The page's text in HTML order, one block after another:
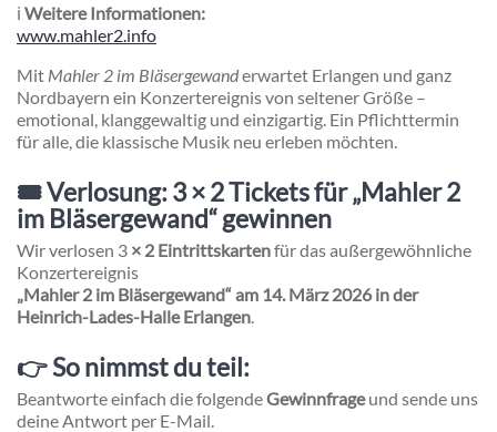
ℹ Weitere Informationen:
www.mahler2.info
Mit Mahler 2 im Bläsergewanderwartet Erlangen und ganz
Nordbayern ein Konzertereignis von seltener Größe –
emotional, klanggewaltig und einzigartig. Ein Pflichttermin
für alle, die klassische Musik neu erleben möchten.
🎟️ Verlosung: 3 × 2 Tickets für „Mahler 2
im Bläsergewand“ gewinnen
Wir verlosen 3 × 2 Eintrittskartenfür das außergewöhnliche
Konzertereignis
„Mahler 2 im Bläsergewand“ am 14. März 2026 in der
Heinrich-Lades-Halle Erlangen.
👉 So nimmst du teil:
Beantworte einfach die folgendeGewinnfrageund sende uns
deine Antwort per E-Mail.